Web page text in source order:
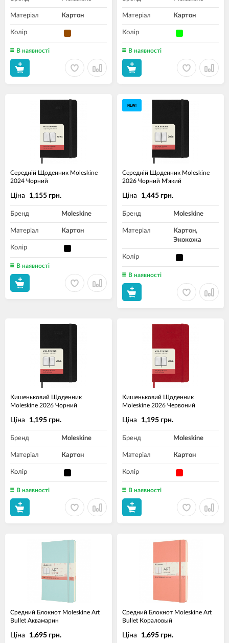
Матеріал Картон
Колір
В наявності
Матеріал Картон
Колір
В наявності
Середній Щоденник Moleskine
2024 Чорний
Ціна 1,155 грн.
Бренд Moleskine
Матеріал Картон
Колір
В наявності
NEW!
Середній Щоденник Moleskine
2026 Чорний М'який
Ціна 1,445 грн.
Бренд Moleskine
Матеріал
Картон,
Экокожа
Колір
В наявності
Кишеньковий Щоденник
Moleskine 2026 Чорний
Ціна 1,195 грн.
Бренд Moleskine
Матеріал Картон
Колір
В наявності
Кишеньковий Щоденник
Moleskine 2026 Червоний
Ціна 1,195 грн.
Бренд Moleskine
Матеріал Картон
Колір
В наявності
Средний Блокнот Moleskine Art
Bullet Аквамарин
Ціна 1,695 грн.
Средний Блокнот Moleskine Art
Bullet Кораловый
Ціна 1,695 грн.